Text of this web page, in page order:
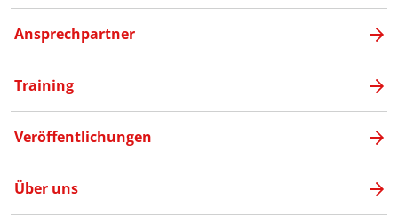
Ansprechpartner
Training
Veröffentlichungen
Über uns